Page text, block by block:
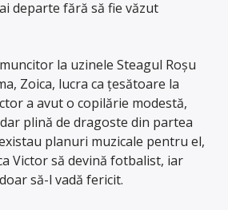
departe fără să fie văzut
la uzinele Steagul Roșu
Zoica, lucra ca țesătoare la
a avut o copilărie modestă,
plină de dragoste din partea
planuri muzicale pentru el,
Victor să devină fotbalist, iar
să-l vadă fericit.